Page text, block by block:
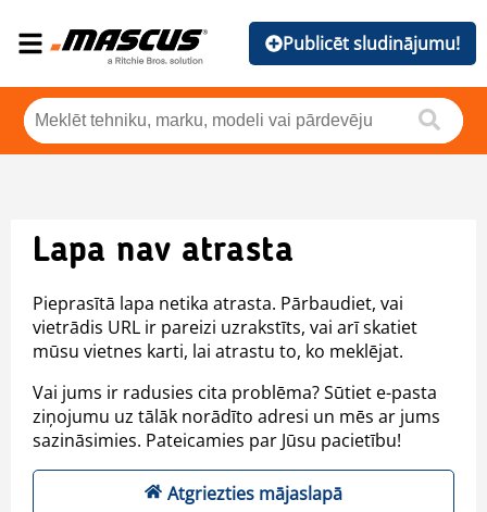
Publicēt sludinājumu!
Lapa nav atrasta
Pieprasītā lapa netika atrasta. Pārbaudiet, vai
vietrādis URL ir pareizi uzrakstīts, vai arī skatiet
mūsu vietnes karti, lai atrastu to, ko meklējat.
Vai jums ir radusies cita problēma? Sūtiet e-pasta
ziņojumu uz tālāk norādīto adresi un mēs ar jums
sazināsimies. Pateicamies par Jūsu pacietību!
Atgriezties mājaslapā